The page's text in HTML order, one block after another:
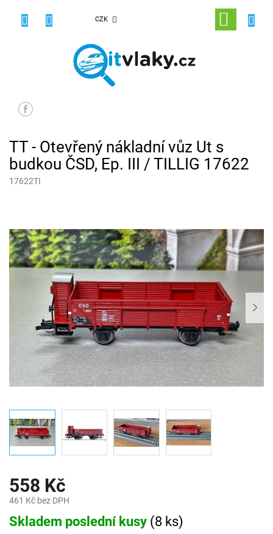
CZK
NÁKUPNÍ
KOŠÍK
TT - Otevřený nákladní vůz Ut s
budkou ČSD, Ep. III / TILLIG 17622
17622TI
558 Kč
461 Kč bez DPH
Měrná
cena:
Skladem poslední kusy (8 ks)